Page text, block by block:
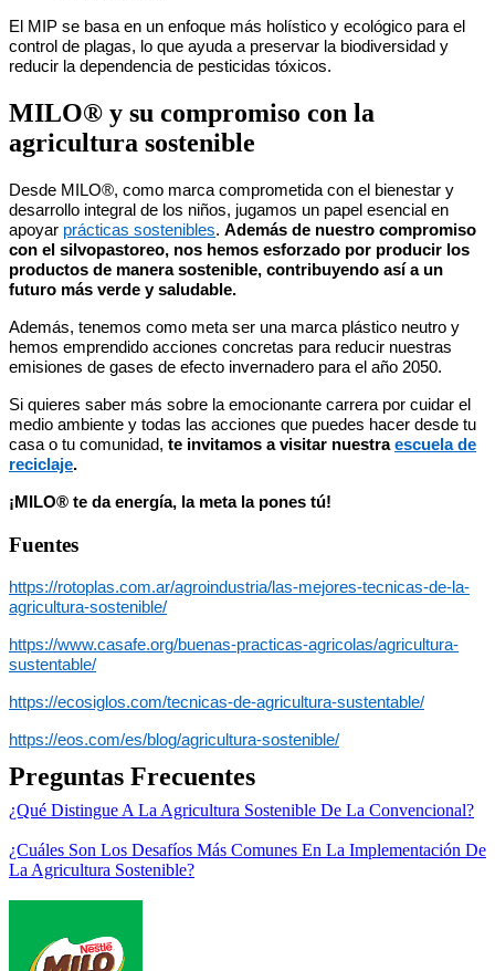
El MIP se basa en un enfoque más holístico y ecológico para el
control de plagas, lo que ayuda a preservar la biodiversidad y
reducir la dependencia de pesticidas tóxicos.
MILO® y su compromiso con la
agricultura sostenible
Desde MILO®, como marca comprometida con el bienestar y
desarrollo integral de los niños, jugamos un papel esencial en
apoyar prácticas sostenibles. Además de nuestro compromiso
con el silvopastoreo, nos hemos esforzado por producir los
productos de manera sostenible, contribuyendo así a un
futuro más verde y saludable.
Además, tenemos como meta ser una marca plástico neutro y
hemos emprendido acciones concretas para reducir nuestras
emisiones de gases de efecto invernadero para el año 2050.
Si quieres saber más sobre la emocionante carrera por cuidar el
medio ambiente y todas las acciones que puedes hacer desde tu
casa o tu comunidad, te invitamos a visitar nuestraescuela de
reciclaje.
¡MILO® te da energía, la meta la pones tú!
Fuentes
https://rotoplas.com.ar/agroindustria/las-mejores-tecnicas-de-la-
agricultura-sostenible/
https://www.casafe.org/buenas-practicas-agricolas/agricultura-
sustentable/
https://ecosiglos.com/tecnicas-de-agricultura-sustentable/
https://eos.com/es/blog/agricultura-sostenible/
Preguntas Frecuentes
¿Qué Distingue A La Agricultura Sostenible De La Convencional?
¿Cuáles Son Los Desafíos Más Comunes En La Implementación De
La Agricultura Sostenible?
Footer